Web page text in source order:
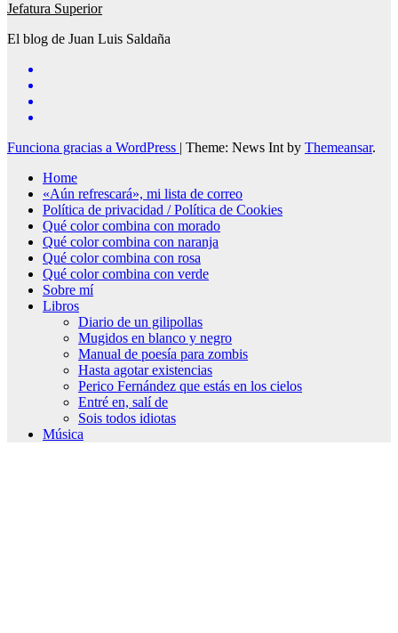
Jefatura Superior
El blog de Juan Luis Saldaña
Funciona gracias a WordPress | Theme: News Int by Themeansar.
Home
«Aún refrescará», mi lista de correo
Política de privacidad / Política de Cookies
Qué color combina con morado
Qué color combina con naranja
Qué color combina con rosa
Qué color combina con verde
Sobre mí
Libros
Diario de un gilipollas
Mugidos en blanco y negro
Manual de poesía para zombis
Hasta agotar existencias
Perico Fernández que estás en los cielos
Entré en, salí de
Sois todos idiotas
Música